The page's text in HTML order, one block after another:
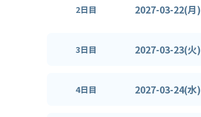
2日目 2027-03-22(月)
3日目 2027-03-23(火)
4日目 2027-03-24(水)